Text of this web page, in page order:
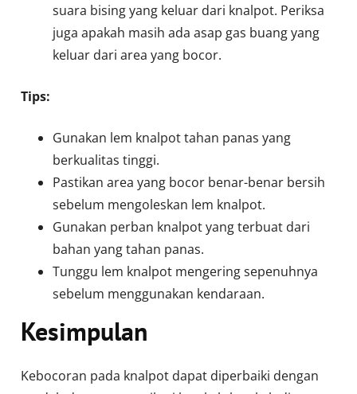
suara bising yang keluar dari knalpot. Periksa
juga apakah masih ada asap gas buang yang
keluar dari area yang bocor.
Tips:
Gunakan lem knalpot tahan panas yang
berkualitas tinggi.
Pastikan area yang bocor benar-benar bersih
sebelum mengoleskan lem knalpot.
Gunakan perban knalpot yang terbuat dari
bahan yang tahan panas.
Tunggu lem knalpot mengering sepenuhnya
sebelum menggunakan kendaraan.
Kesimpulan
Kebocoran pada knalpot dapat diperbaiki dengan